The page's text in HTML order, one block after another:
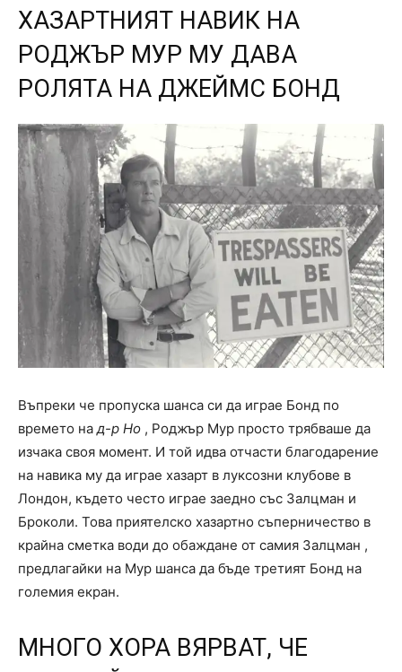
ХАЗАРТНИЯТ НАВИК НА
РОДЖЪР МУР МУ ДАВА
РОЛЯТА НА ДЖЕЙМС БОНД
Въпреки че пропуска шанса си да играе Бонд по
времето над-р Но , Роджър Мур просто трябваше да
изчака своя момент. И той идва отчасти благодарение
на навика му да играе хазарт в луксозни клубове в
Лондон, където често играе заедно със Залцман и
Броколи. Това приятелско хазартно съперничество в
крайна сметка води до обаждане от самия Залцман ,
предлагайки на Мур шанса да бъде третият Бонд на
големия екран.
МНОГО ХОРА ВЯРВАТ, ЧЕ